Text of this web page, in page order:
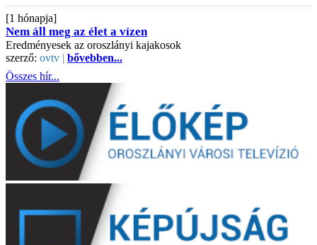
[1 hónapja]
Nem áll meg az élet a vízen
Eredményesek az oroszlányi kajakosok
szerző: ovtv | bővebben...
Összes hír...